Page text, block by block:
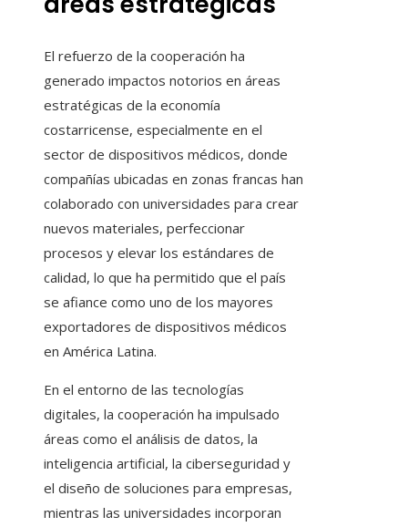
El refuerzo de la cooperación ha
generado impactos notorios en áreas
estratégicas de la economía
costarricense, especialmente en el
sector de dispositivos médicos, donde
compañías ubicadas en zonas francas han
colaborado con universidades para crear
nuevos materiales, perfeccionar
procesos y elevar los estándares de
calidad, lo que ha permitido que el país
se afiance como uno de los mayores
exportadores de dispositivos médicos
en América Latina.
En el entorno de las tecnologías
digitales, la cooperación ha impulsado
áreas como el análisis de datos, la
inteligencia artificial, la ciberseguridad y
el diseño de soluciones para empresas,
mientras las universidades incorporan